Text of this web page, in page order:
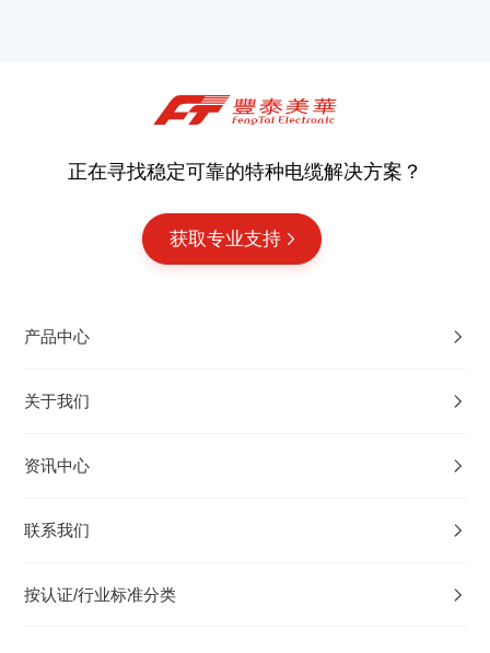
正在寻找稳定可靠的特种电缆解决方案？
获取专业支持
产品中心
关于我们
资讯中心
联系我们
按认证/行业标准分类